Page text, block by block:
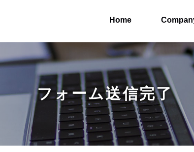
Home
フォーム送信完了